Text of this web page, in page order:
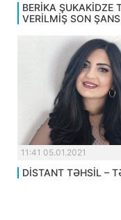
BERİKA
VERİLMİŞ SON
11:41 05.01.2021
DİSTANT TƏHSİL –